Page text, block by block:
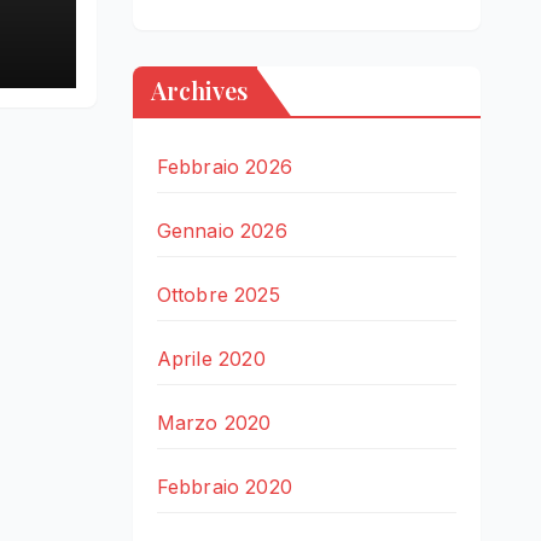
Archives
Febbraio 2026
Gennaio 2026
Ottobre 2025
Aprile 2020
Marzo 2020
Febbraio 2020